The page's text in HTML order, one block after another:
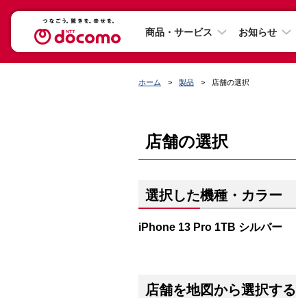
商品・サービス お知らせ
ホーム 製品 店舗の選択
店舗の選択
選択した機種・カラー
iPhone 13 Pro 1TB シルバー
店舗を地図から選択する